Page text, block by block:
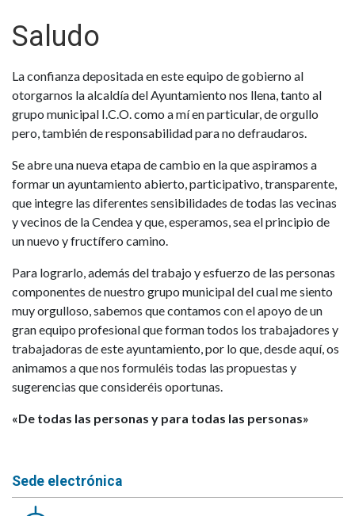
Saludo
La confianza depositada en este equipo de gobierno al
otorgarnos la alcaldía del Ayuntamiento nos llena, tanto al
grupo municipal I.C.O. como a mí en particular, de orgullo
pero, también de responsabilidad para no defraudaros.
Se abre una nueva etapa de cambio en la que aspiramos a
formar un ayuntamiento abierto, participativo, transparente,
que integre las diferentes sensibilidades de todas las vecinas
y vecinos de la Cendea y que, esperamos, sea el principio de
un nuevo y fructífero camino.
Para lograrlo, además del trabajo y esfuerzo de las personas
componentes de nuestro grupo municipal del cual me siento
muy orgulloso, sabemos que contamos con el apoyo de un
gran equipo profesional que forman todos los trabajadores y
trabajadoras de este ayuntamiento, por lo que, desde aquí, os
animamos a que nos formuléis todas las propuestas y
sugerencias que consideréis oportunas.
«De todas las personas y para todas las personas»
Sede electrónica